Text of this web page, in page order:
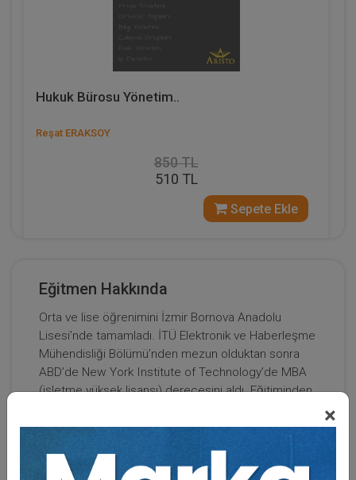
×
Hukuk Bürosu Yönetim..
Reşat ERAKSOY
850 TL
510 TL
Sepete Ekle
Eğitmen Hakkında
Orta ve lise öğrenimini İzmir Bornova Anadolu
Lisesi’nde tamamladı. İTÜ Elektronik ve Haberleşme
Mühendisliği Bölümü’nden mezun olduktan sonra
ABD’de New York Institute of Technology’de MBA
(işletme yüksek lisansı) derecesini aldı. Eğitiminden
Global Bilgi çağrı merkezlerinin kuruluşunda görev
stratejik planlama, bütçe ve süreç yönetimi